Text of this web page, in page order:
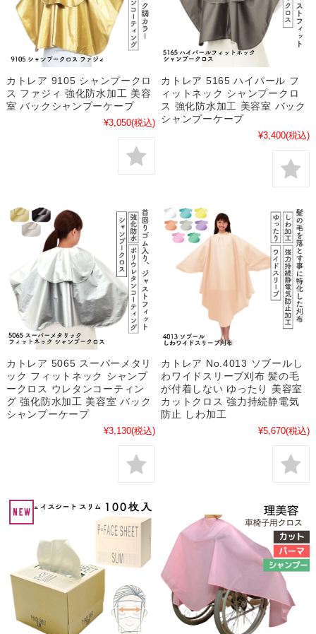
カトレア 9105 シャンプークロ
ス ファジィ 強化防水加工 美容
室 バックシャンプーケープ
¥3,050(税込)
カトレア 5165 ハイパール フ
ィットネック シャンプークロ
ス 強化防水加工 美容室 バック
シャンプーケープ
¥3,400(税込)
カトレア 5065 スーパーメタリ
ック フィットネック シャンプ
ークロス ウレタンコーティン
グ 強化防水加工 美容室 バック
シャンプーケープ
¥3,130(税込)
カトレア No.4013 ソブールし
わワイドスリーブ刈布 髪の毛
が付着しない ゆったり 美容室
カットクロス 強力持続静電気
防止 しわ加工
¥5,670(税込)